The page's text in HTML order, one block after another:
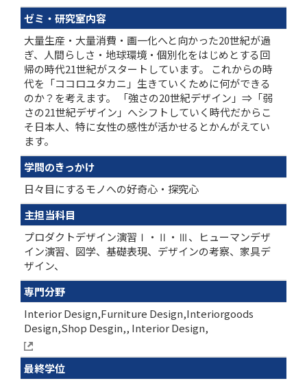
ゼミ・研究室内容
大量生産・大量消費・画一化へと向かった20世紀が過
ぎ、人間らしさ・地球環境・個別化をはじめとする回
帰の時代21世紀がスタートしています。 これからの時
代を「ココロユタカニ」生きていくために何ができる
のか？を考えます。 「強さの20世紀デザイン」⇒「弱
さの21世紀デザイン」へシフトしていく時代だからこ
そ日本人、特に女性の感性が活かせるとかんがえてい
ます。
学問のきっかけ
日々目にするモノへの好奇心・探究心
主担当科目
プロダクトデザイン演習Ⅰ・Ⅱ・Ⅲ、ヒューマンデザ
イン演習、図学、基礎表現、デザインの考察、家具デ
ザイン、
専門分野
Interior Design,Furniture Design,Interiorgoods
Design,Shop Desgin,, Interior Design,
最終学位